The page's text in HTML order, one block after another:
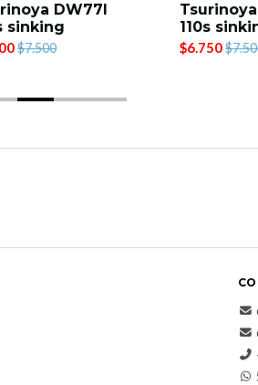
DW77I
sinking
$7.500
110s
$6.750